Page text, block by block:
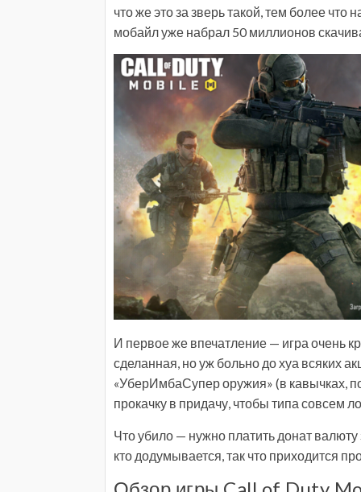
что же это за зверь такой, тем более
мобайл уже набрал 50 миллионов
И первое же впечатление — игра очень
сделанная, но уж больно до хуа всяких
«УберИмбаСупер оружия» (в кавычках,
прокачку в придачу, чтобы типа совсем
Что убило — нужно платить донат
кто додумывается, так что приходится